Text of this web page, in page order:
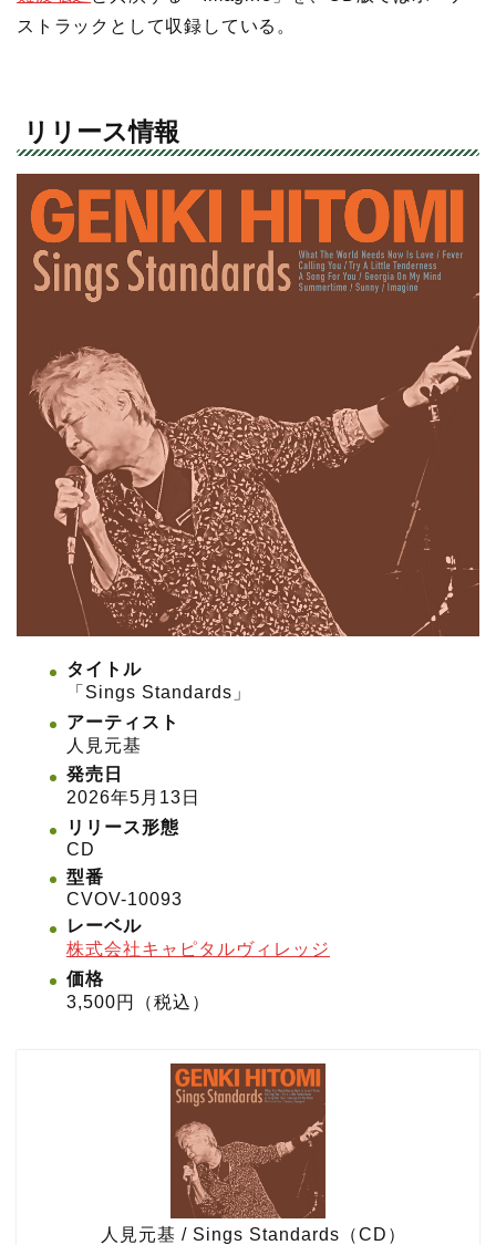
ストラックとして収録している。
リリース情報
タイトル
「Sings Standards」
アーティスト
人見元基
発売日
2026年5月13日
リリース形態
CD
型番
CVOV-10093
レーベル
株式会社キャピタルヴィレッジ
価格
3,500円（税込）
人見元基 / Sings Standards（CD）